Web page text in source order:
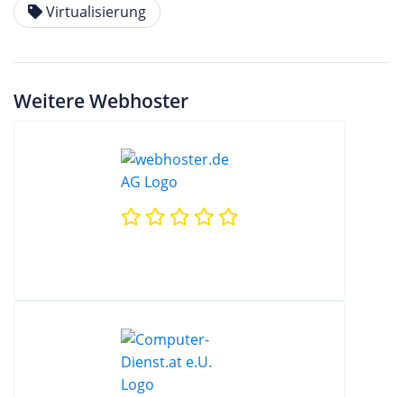
Virtualisierung
Weitere Webhoster